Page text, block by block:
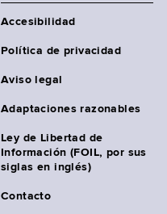
Accesibilidad
Política de privacidad
Aviso legal
Adaptaciones razonables
Ley de Libertad de
Información (FOIL, por sus
siglas en inglés)
Contacto